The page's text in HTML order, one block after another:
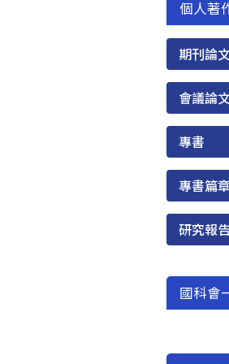
個人著
期刊論
會議論
專書
專書篇章
研究報
國科會